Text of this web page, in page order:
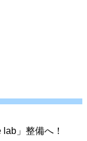
」整備へ！